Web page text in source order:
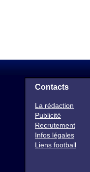
Contacts
La rédaction
Publicité
Recrutement
Infos légales
Liens football